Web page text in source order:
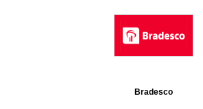
Bradesco